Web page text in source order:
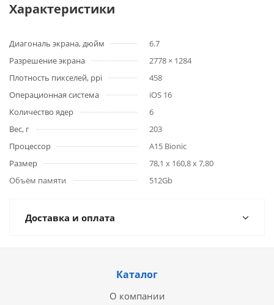
Характеристики
Диагональ экрана, дюйм
6.7
Разрешение экрана
2778 × 1284
Плотность пикселей, ppi
458
Операционная система
iOS 16
Количество ядер
6
Вес, г
203
Процессор
A15 Bionic
Размер
78,1 x 160,8 x 7,80
Объём памяти
512Gb
Доставка и оплата
Каталог
О компании